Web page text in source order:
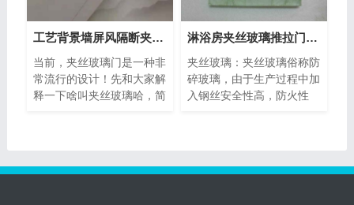
工艺背景墙屏风隔断夹丝玻璃隔断
当前，夹丝玻璃门是一种非
常流行的设计！先和大家解
释一下啥叫夹丝玻璃哈，简
淋浴房夹丝玻璃推拉门安装视频
夹丝玻璃：夹丝玻璃俗称防
碎玻璃，由于生产过程中加
入钢丝安全性高，防火性